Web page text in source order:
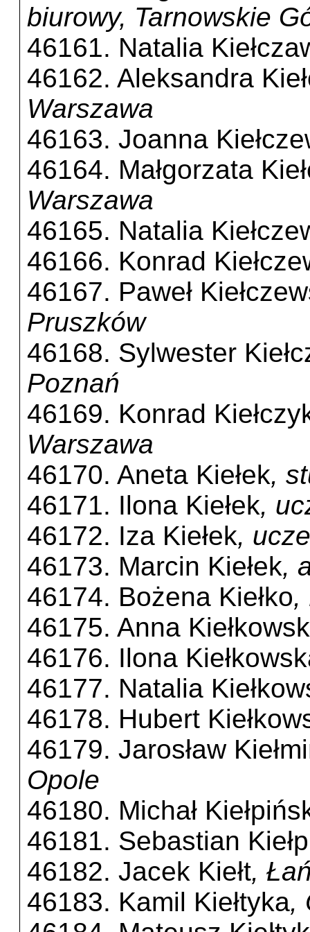
biurowy, Tarnowskie
46161. Natalia
46162. Aleksandra
Warszawa
46163. Joanna
46164. Małgorzata
Warszawa
46165. Natalia
46166. Konrad
46167. Paweł
Pruszków
46168. Sylwester
Poznań
46169. Konrad
Warszawa
46170. Aneta Kiełek,
46171. Ilona Kiełek,
46172. Iza Kiełek,
46173. Marcin Kiełek,
46174. Bożena Kiełko,
46175. Anna
46176. Ilona
46177. Natalia
46178. Hubert
46179. Jarosław
Opole
46180. Michał
46181. Sebastian
46182. Jacek Kiełt,
46183. Kamil Kiełtyka,